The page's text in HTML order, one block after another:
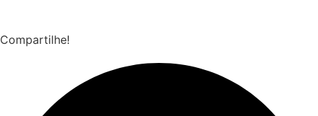
Compartilhe!